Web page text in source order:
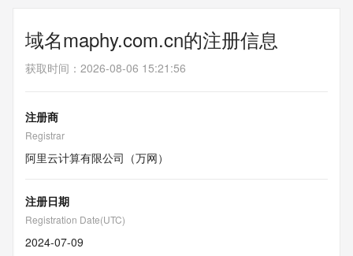
域名maphy.com.cn的注册信息
获取时间 ： 2026-08-06 15:21:56
注册商
Registrar
阿里云计算有限公司（万网）
注册日期
Registration Date(UTC)
2024-07-09